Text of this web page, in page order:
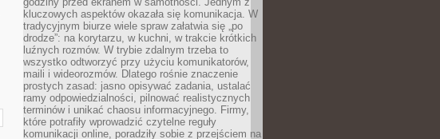
kluczowych aspektów okazała się komunikacja. W
tradycyjnym biurze wiele spraw załatwia się „po
drodze”: na korytarzu, w kuchni, w trakcie krótkich
luźnych rozmów. W trybie zdalnym trzeba to
wszystko odtworzyć przy użyciu komunikatorów,
maili i wideorozmów. Dlatego rośnie znaczenie
prostych zasad: jasno opisywać zadania, ustalać
ramy odpowiedzialności, pilnować realistycznych
terminów i unikać chaosu informacyjnego. Firmy,
które potrafiły wprowadzić czytelne reguły
komunikacji online, poradziły sobie z przejściem na